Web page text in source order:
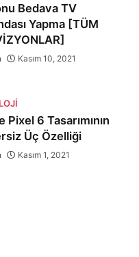
Bedava TV
Yapma [TÜM
Kasım 10, 2021
Pixel 6 Tasarımının
Üç Özelliği
Kasım 1, 2021